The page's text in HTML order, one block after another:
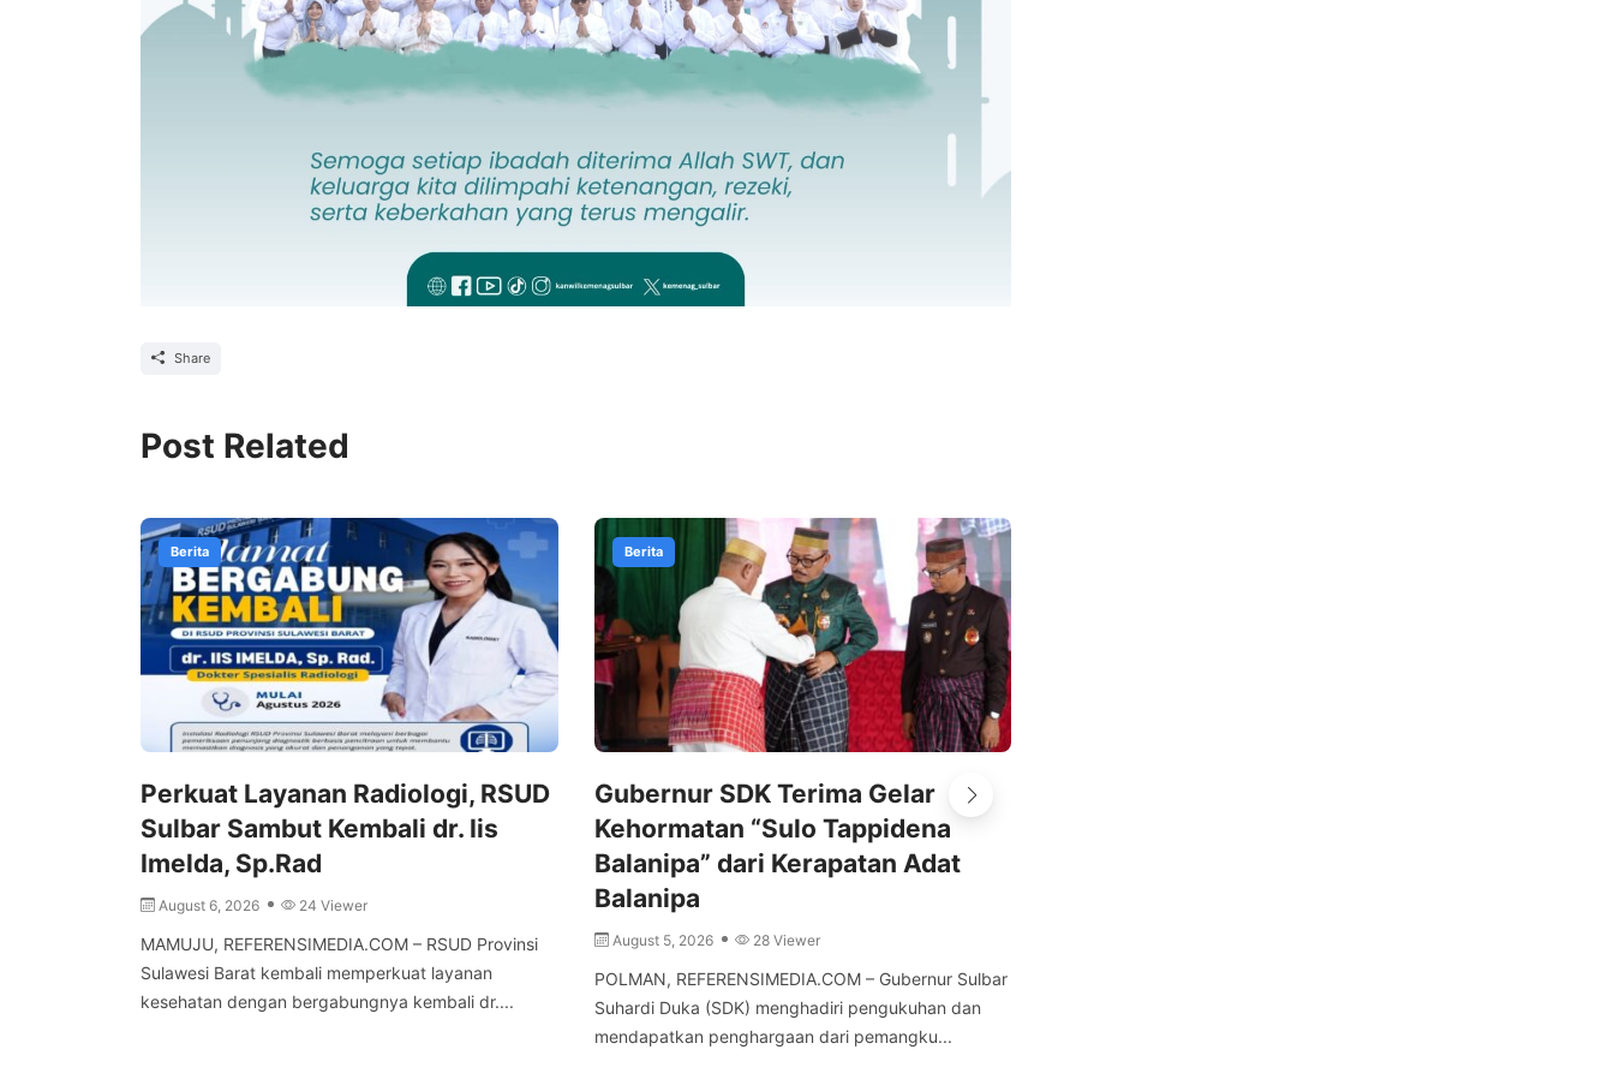
Share
Post Related
Berita
Perkuat Layanan Radiologi, RSUD
Sulbar Sambut Kembali dr. Iis
Imelda, Sp.Rad
August 6, 2026 24 Viewer
MAMUJU, REFERENSIMEDIA.COM – RSUD Provinsi
Sulawesi Barat kembali memperkuat layanan
kesehatan dengan bergabungnya kembali dr....
Berita
Gubernur SDK Terima Gelar
Kehormatan “Sulo Tappidena
Balanipa” dari Kerapatan Adat
Balanipa
August 5, 2026 28 Viewer
POLMAN, REFERENSIMEDIA.COM – Gubernur Sulbar
Suhardi Duka (SDK) menghadiri pengukuhan dan
mendapatkan penghargaan dari pemangku...